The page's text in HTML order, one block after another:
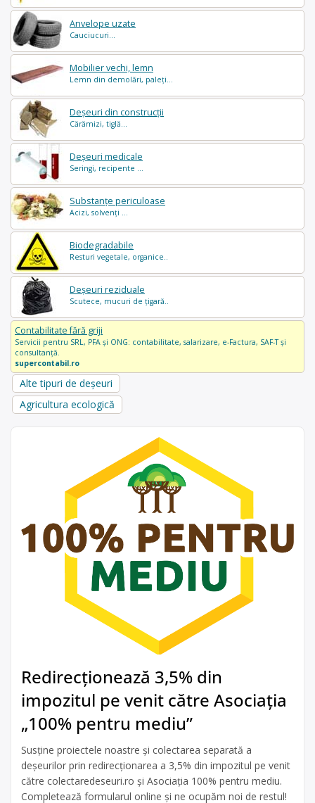
Anvelope uzate
Cauciucuri...
Mobilier vechi, lemn
Lemn din demolări, paleți...
Deșeuri din construcții
Cărămizi, tiglă...
Deșeuri medicale
Seringi, recipente ...
Substanțe periculoase
Acizi, solvenți ...
Biodegradabile
Resturi vegetale, organice..
Deșeuri reziduale
Scutece, mucuri de țigară..
Contabilitate fără griji
Servicii pentru SRL, PFA și ONG: contabilitate, salarizare, e-Factura, SAF-T și
consultanță.
supercontabil.ro
Alte tipuri de deșeuri
Agricultura ecologică
Redirecționează 3,5% din
impozitul pe venit către Asociația
„100% pentru mediu”
Susține proiectele noastre și colectarea separată a
deșeurilor prin redirecționarea a 3,5% din impozitul pe venit
către colectaredeseuri.ro și Asociația 100% pentru mediu.
Completează formularul online și ne ocupăm noi de restul!